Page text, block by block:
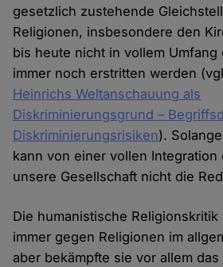
gesetzlich zustehende
Religionen, insbesondere den
bis heute nicht in vollem Umfang
immer noch erstritten werden
Heinrichs Weltanschauung als
Diskriminierungsgrund –
Diskriminierungsrisiken).
kann von einer vollen Integration
unsere Gesellschaft nicht die
Die humanistische
immer gegen Religionen im
aber bekämpfte sie vor allem